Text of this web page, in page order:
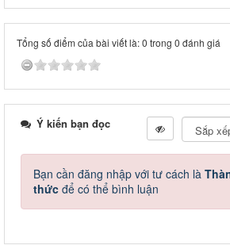
Tổng số điểm của bài viết là: 0 trong 0 đánh giá
Ý kiến bạn đọc
Bạn cần đăng nhập với tư cách là
thức để có thể bình luận